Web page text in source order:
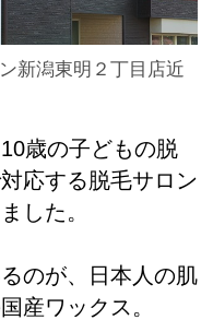
新潟東明２丁目店近
歳の子どもの脱
応する脱毛サロン
した。
のが、日本人の肌
産ワックス。